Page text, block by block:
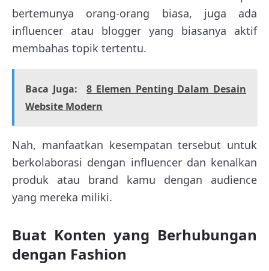
bertemunya orang-orang biasa, juga ada
influencer atau blogger yang biasanya aktif
membahas topik tertentu.
Baca Juga:
8 Elemen Penting Dalam Desain
Website Modern
Nah, manfaatkan kesempatan tersebut untuk
berkolaborasi dengan influencer dan kenalkan
produk atau brand kamu dengan audience
yang mereka miliki.
Buat Konten yang Berhubungan
dengan Fashion